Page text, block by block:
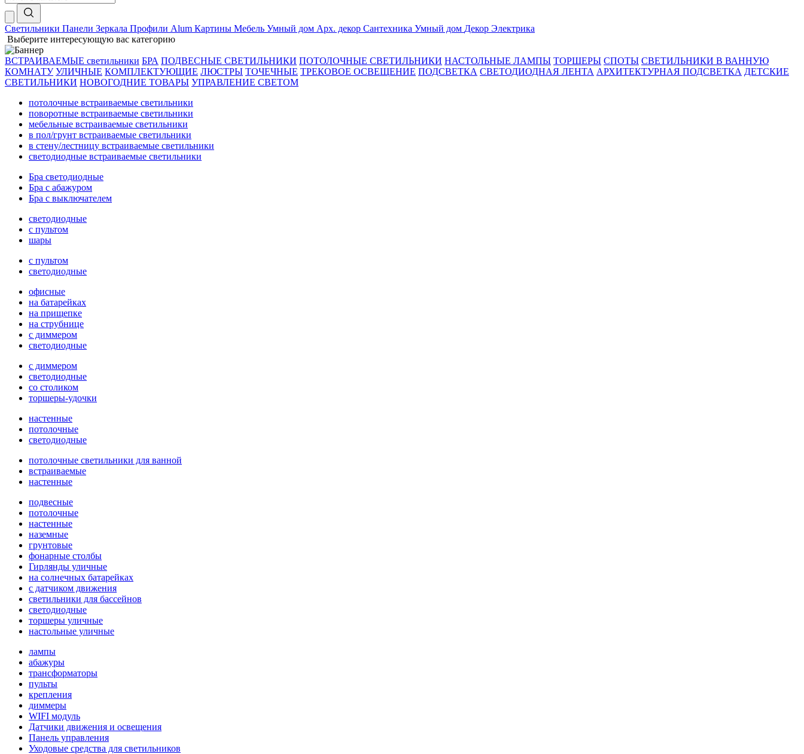
Светильники Панели Зеркала Профили Alum Картины Мебель Умный дом Арх. декор Сантехника Умный дом Декор Электрика
Выберите интересующую вас категорию
ВСТРАИВАЕМЫЕ светильники БРА ПОДВЕСНЫЕ СВЕТИЛЬНИКИ ПОТОЛОЧНЫЕ СВЕТИЛЬНИКИ НАСТОЛЬНЫЕ ЛАМПЫ ТОРШЕРЫ СПОТЫ СВЕТИЛЬНИКИ В ВАННУЮ
КОМНАТУ УЛИЧНЫЕ КОМПЛЕКТУЮЩИЕ ЛЮСТРЫ ТОЧЕЧНЫЕ ТРЕКОВОЕ ОСВЕЩЕНИЕ ПОДСВЕТКА СВЕТОДИОДНАЯ ЛЕНТА АРХИТЕКТУРНАЯ ПОДСВЕТКА ДЕТСКИЕ
СВЕТИЛЬНИКИ НОВОГОДНИЕ ТОВАРЫ УПРАВЛЕНИЕ СВЕТОМ
потолочные встраиваемые светильники
поворотные встраиваемые светильники
мебельные встраиваемые светильники
в пол/грунт встраиваемые светильники
в стену/лестницу встраиваемые светильники
светодиодные встраиваемые светильники
Бра светодиодные
Бра с абажуром
Бра с выключателем
светодиодные
с пультом
шары
с пультом
светодиодные
офисные
на батарейках
на прищепке
на струбнице
с диммером
светодиодные
с диммером
светодиодные
со столиком
торшеры-удочки
настенные
потолочные
светодиодные
потолочные светильники для ванной
встраиваемые
настенные
подвесные
потолочные
настенные
наземные
грунтовые
фонарные столбы
Гирлянды уличные
на солнечных батарейках
с датчиком движения
светильники для бассейнов
светодиодные
торшеры уличные
настольные уличные
лампы
абажуры
трансформаторы
пульты
крепления
диммеры
WIFI модуль
Датчики движения и освещения
Панель управления
Уходовые средства для светильников